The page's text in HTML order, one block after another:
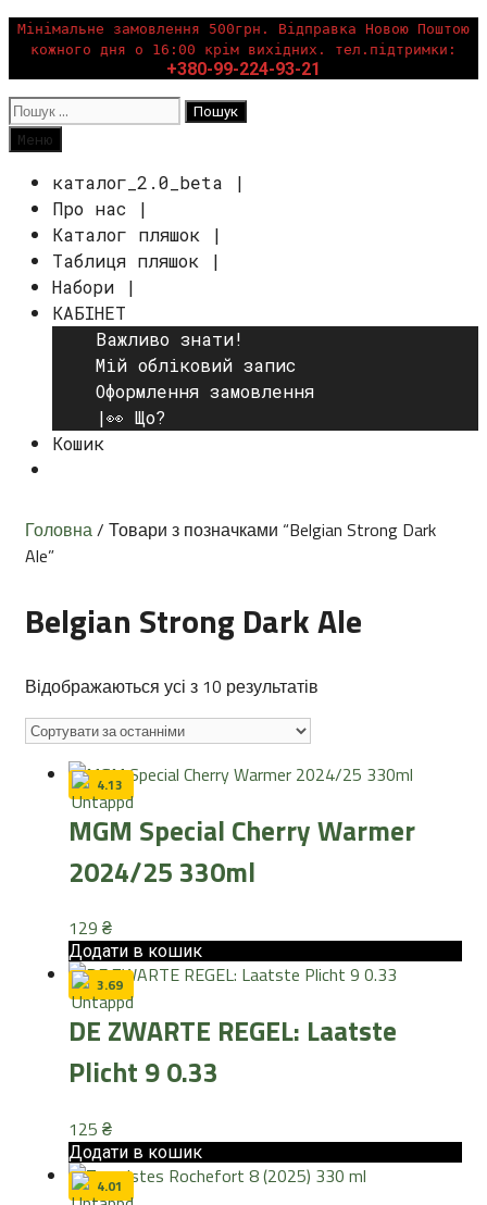
Перейти
вмісту
Мінімальне замовлення 500грн. Відправка Новою Поштою
кожного дня о 16:00 крім вихідних. тел.підтримки:
+380-99-224-93-21
Пошук:
Пошук
Меню
каталог_2.0_beta |
Про нас |
Каталог пляшок |
Таблиця пляшок |
Набори |
КАБІНЕТ
Важливо знати!
Мій обліковий запис
Оформлення замовлення
|👀 Що?
Кошик
Головна/ Товари з позначками “Belgian Strong Dark
Ale”
Belgian Strong Dark Ale
Відображаються усі з 10 результатів
4.13
MGM Special Cherry Warmer
2024/25 330ml
129 ₴
Додати в кошик
3.69
DE ZWARTE REGEL: Laatste
Plicht 9 0.33
125 ₴
Додати в кошик
4.01